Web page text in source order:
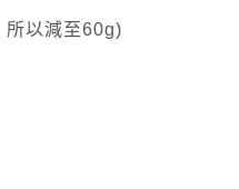
所以減至60g)